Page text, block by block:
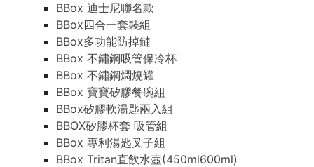
BBox 迪士尼聯名款
BBox四合一套裝組
BBox多功能防掉鏈
BBox 不鏽鋼吸管保冷杯
BBox 不鏽鋼燜燒罐
BBox 寶寶矽膠餐碗組
BBox矽膠軟湯匙兩入組
BBOX矽膠杯套 吸管組
BBox 專利湯匙叉子組
BBox Tritan直飲水壺(450ml600ml)